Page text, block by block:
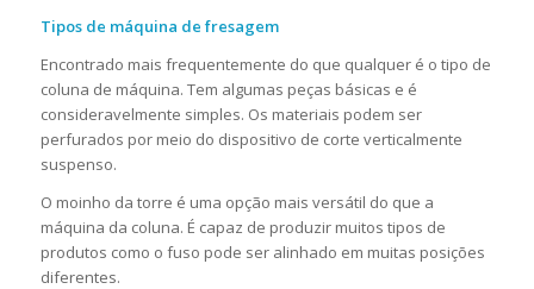
Tipos de máquina de fresagem
Encontrado mais frequentemente do que qualquer é o tipo de
coluna de máquina. Tem algumas peças básicas e é
consideravelmente simples. Os materiais podem ser
perfurados por meio do dispositivo de corte verticalmente
suspenso.
O moinho da torre é uma opção mais versátil do que a
máquina da coluna. É capaz de produzir muitos tipos de
produtos como o fuso pode ser alinhado em muitas posições
diferentes.